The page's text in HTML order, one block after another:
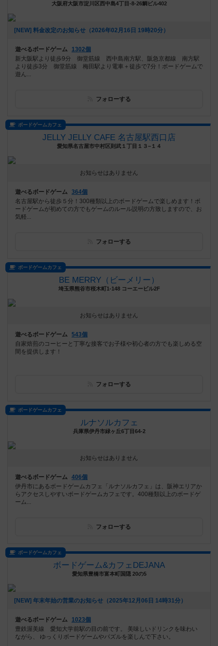
大阪府大阪市淀川区西中島4丁目-8-26鯛ビル402
[NEW] 料金改定のお知らせ（2026年02月16日 19時20分）
遊べるボードゲーム
1302個
新大阪駅より徒歩9分 御堂筋線 西中島南方駅、阪急京都線 南方駅
より徒歩3分 御堂筋線 梅田駅より電車＋徒歩で7分！ボードゲームで
遊ん...
フォローする
ボードゲームカフェ
JELLY JELLY CAFE 名古屋駅西口店
愛知県名古屋市中村区則武１丁目１３−１４
お知らせはありません
遊べるボードゲーム 364個
名古屋駅から徒歩５分！300種類以上のボードゲームで楽しめます！ボ
ードゲームが初めての方でもゲームのルール説明の方致しますので、お
気軽...
フォローする
ボードゲームカフェ
BE MERRY（ビーメリー）
埼玉県熊谷市桜木町1-148 コーエービル2F
お知らせはありません
遊べるボードゲーム 543個
自家焙煎のコーヒーと丁寧な接客でお子様や初心者の方でも楽しめる空
間を提供します！
フォローする
ボードゲームカフェ
ルナソルカフェ
兵庫県伊丹市緑ヶ丘6丁目64-2
お知らせはありません
遊べるボードゲーム 406個
伊丹市にあるボードゲームカフェ「ルナソルカフェ」は、阪神エリアか
らアクセスしやすいボードゲームカフェです。400種類以上のボードゲ
ーム...
フォローする
ボードゲームカフェ
ボードゲーム&カフェDEJANA
愛知県豊橋市富本町国隠 20の5
[NEW] 年末年始の営業のお知らせ（2025年12月06日 14時31分）
遊べるボードゲーム
1023個
豊鉄渥美線 愛知大学前駅の目の前です。 美味しいドリンクを味わい
ながら、 ゆっくりボードゲームやパズルを楽しんで下さい。